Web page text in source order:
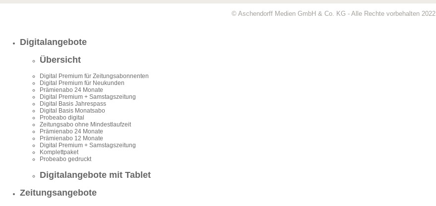
© Aschendorff Medien GmbH & Co. KG - Alle Rechte vorbehalten 2022
Digitalangebote
Übersicht
Digital Premium für Zeitungsabonnenten
Digital Premium für Neukunden
Prämienabo 24 Monate
Digital Premium + Samstagszeitung
Digital Basis Jahrespass
Digital Basis Monatsabo
Probeabo digital
Zeitungsabo ohne Mindestlaufzeit
Prämienabo 24 Monate
Prämienabo 12 Monate
Digital Premium + Samstagszeitung
Komplettpaket
Probeabo gedruckt
Digitalangebote mit Tablet
Zeitungsangebote